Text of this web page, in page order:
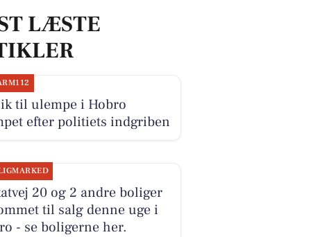
LÆSTE
til ulempe i Hobro
efter politiets indgriben
20 og 2 andre boliger
til salg denne uge i
- se boligerne her.